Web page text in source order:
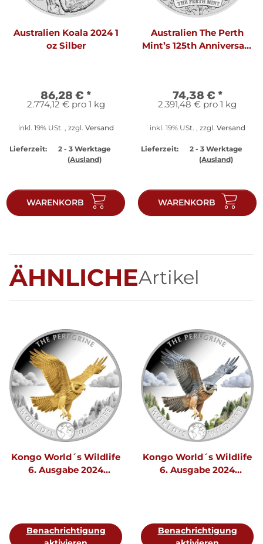
Australien Koala 2024 1
oz Silber
86,28 € *
2.774,12 € pro 1 kg
inkl. 19% USt. , zzgl. Versand
Lieferzeit:
2 - 3 Werktage
(Ausland)
WARENKORB
Australien The Perth
Mint’s 125th Anniversary
74,38 € *
2.391,48 € pro 1 kg
inkl. 19% USt. , zzgl. Versand
Lieferzeit:
2 - 3 Werktage
(Ausland)
WARENKORB
ÄHNLICHEArtikel
Kongo World´s Wildlife
6. Ausgabe 2024
Benachrichtigung
Kongo World´s Wildlife
6. Ausgabe 2024
Benachrichtigung